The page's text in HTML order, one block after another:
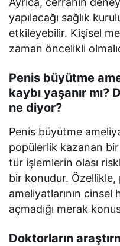
yapılacağı sağlık
etkileyebilir. Kişisel
zaman öncelikli
Penis büyütme
kaybı yaşanır mı?
ne diyor?
Penis büyütme
popülerlik kazanan
tür işlemlerin olası
bir konudur.
ameliyatlarının cinsel
açmadığı merak
Doktorların